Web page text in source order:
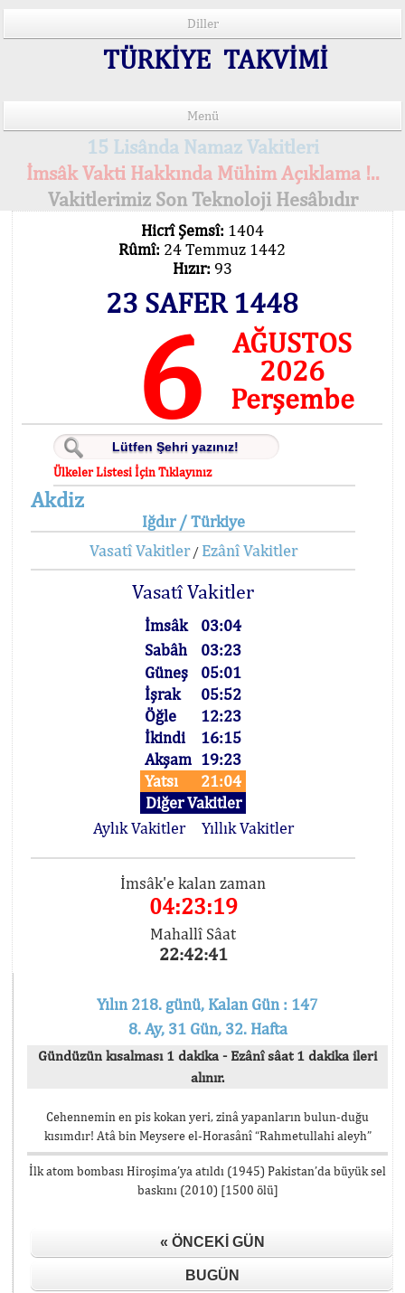
Diller
TÜRKİYE TAKVİMİ
Menü
15 Lisânda Namaz Vakitleri
İmsâk Vakti Hakkında Mühim Açıklama !..
Vakitlerimiz Son Teknoloji Hesâbıdır
Hicrî Şemsî: 1404
Rûmî: 24 Temmuz 1442
Hızır: 93
23 SAFER 1448
6
AĞUSTOS
2026
Perşembe
Ülkeler Listesi İçin Tıklayınız
Akdiz
Iğdır / Türkiye
Vasatî Vakitler/ Ezânî Vakitler
Vasatî Vakitler
İmsâk
03:04
Sabâh
03:23
Güneş
05:01
İşrak
05:52
Öğle
12:23
İkindi
16:15
Akşam 19:23
Yatsı
21:04
Diğer Vakitler
Aylık Vakitler
Yıllık Vakitler
İmsâk'e kalan zaman
04:23:19
Mahallî Sâat
22:42:41
Yılın 218. günü, Kalan Gün : 147
8. Ay, 31 Gün, 32. Hafta
Gündüzün kısalması 1 dakika - Ezânî sâat 1 dakika ileri
alınır.
Cehennemin en pis kokan yeri, zinâ yapanların bulun-duğu
kısımdır! Atâ bin Meysere el-Horasânî “Rahmetullahi aleyh”
İlk atom bombası Hiroşima’ya atıldı (1945) Pakistan’da büyük sel
baskını (2010) [1500 ölü]
« ÖNCEKI GÜN
BUGÜN